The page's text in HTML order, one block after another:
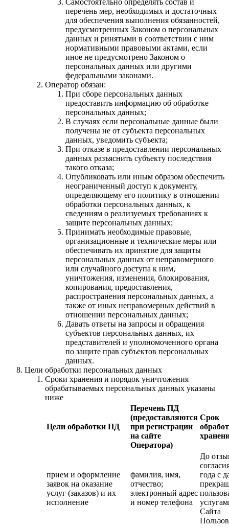
Самостоятельно определять состав и
перечень мер, необходимых и достаточных
для обеспечения выполнения обязанностей,
предусмотренных Законом о персональных
данных и ринятыми в соответствии с ним
нормативными правовыми актами, если
иное не предусмотрено Законом о
персональных данных или другими
федеральными законами.
Оператор обязан:
При сборе персональных данных
предоставить информацию об обработке
персональных данных;
В случаях если персональные данные были
получены не от субъекта персональных
данных, уведомить субъекта;
При отказе в предоставлении персональных
данных разъяснить субъекту последствия
такого отказа;
Опубликовать или иным образом обеспечить
неограниченный доступ к документу,
определяющему его политику в отношении
обработки персональных данных, к
сведениям о реализуемых требованиях к
защите персональных данных;
Принимать необходимые правовые,
организационные и технические меры или
обеспечивать их принятие для защиты
персональных данных от неправомерного
или случайного доступа к ним,
уничтожения, изменения, блокирования,
копирования, предоставления,
распространения персональных данных, а
также от иных неправомерных действий в
отношении персональных данных;
Давать ответы на запросы и обращения
субъектов персональных данных, их
представителей и уполномоченного органа
по защите прав субъектов персональных
данных.
Цели обработки персональных данных
Сроки хранения и порядок уничтожения
обрабатываемых персональных данных указаны
ниже
Цели обработки ПД
Перечень ПД
(предоставляются
при регистрации
на сайте
Оператора)
Срок
прием и оформление
заявок на оказание
услуг (заказов) и их
исполнение
фамилия, имя,
отчество;
электронный адрес
и номер телефона
До
года с
Сайта